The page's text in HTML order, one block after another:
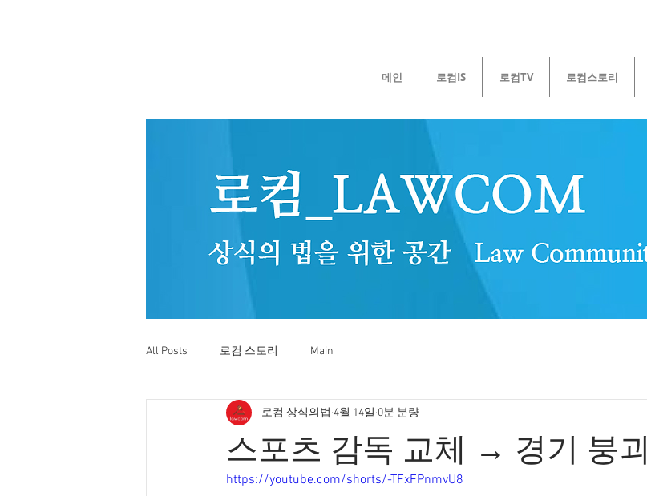
메인 로컴IS 로컴TV 로컴스토리
All Posts 로컴 스토리 Main
스포츠 감독 교체 → 경기 붕괴
로컴 상식의법 4월 14일 0분 분량
https://youtube.com/shorts/-TFxFPnmvU8